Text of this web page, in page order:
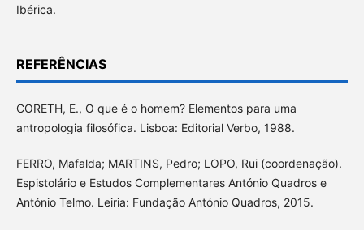
Ibérica.
REFERÊNCIAS
CORETH, E., O que é o homem? Elementos para uma
antropologia filosófica. Lisboa: Editorial Verbo, 1988.
FERRO, Mafalda; MARTINS, Pedro; LOPO, Rui (coordenação).
Espistolário e Estudos Complementares António Quadros e
António Telmo. Leiria: Fundação António Quadros, 2015.